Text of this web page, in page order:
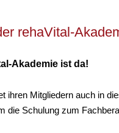
rehaVital-
Akademie ist da!
ihren Mitgliedern auch in
Schulung zum